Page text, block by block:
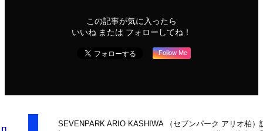
この記事が気に入ったら
いいね または フォローしてね！
Follow Me
SEVENPARK ARIO KASHIWA （セブンパーク アリオ柏）